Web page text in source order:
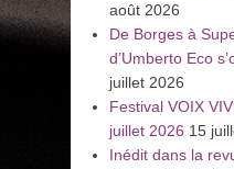
août 2026
De Borges à
d’Umberto Eco
juillet 2026
Festival VOIX
juillet 2026 15
Inédit dans la